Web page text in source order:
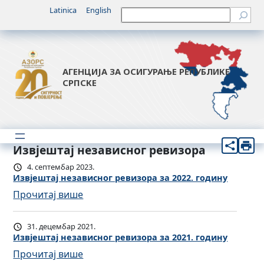
Latinica English Претрага
АГЕНЦИЈА ЗА ОСИГУРАЊЕ РЕПУБЛИКЕ
СРПСКЕ
Извјештај независног ревизора
4. септембар 2023.
Извјештај независног ревизора за 2022. годину
Прочитај више:
И
з
в
31. децембар 2021.
Извјештај независног ревизора за 2021. годину
Прочитај више: